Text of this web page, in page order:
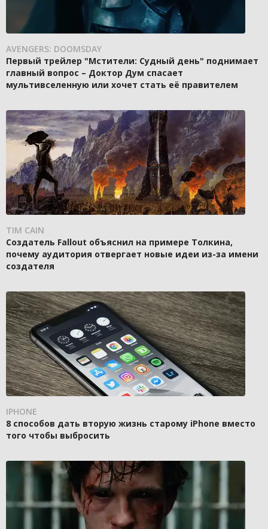
AVENGERS: DOOMSDAY
Первый трейлер "Мстители: Судный день" поднимает
главный вопрос – Доктор Дум спасает
мультивселенную или хочет стать её правителем
TIM CAIN
Создатель Fallout объяснил на примере Толкина,
почему аудитория отвергает новые идеи из-за имени
создателя
IPHONE
8 способов дать вторую жизнь старому iPhone вместо
того чтобы выбросить